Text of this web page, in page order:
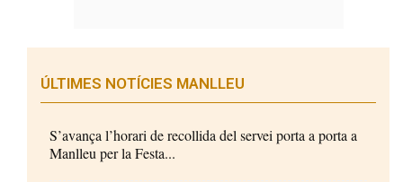
ÚLTIMES NOTÍCIES MANLLEU
S’avança l’horari de recollida del servei porta a porta a
Manlleu per la Festa...